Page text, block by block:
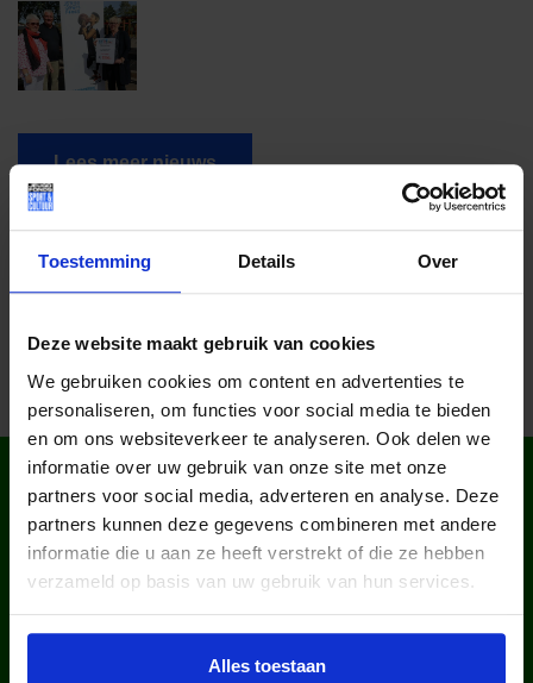
Toestemming Details Over
Deze website maakt gebruik van cookies
We gebruiken cookies om content en advertenties te
personaliseren, om functies voor social media te bieden
en om ons websiteverkeer te analyseren. Ook delen we
informatie over uw gebruik van onze site met onze
partners voor social media, adverteren en analyse. Deze
partners kunnen deze gegevens combineren met andere
informatie die u aan ze heeft verstrekt of die ze hebben
verzameld op basis van uw gebruik van hun services.
Alles toestaan
Lees meer nieuws
Deel dit bericht op social media!
WIST JE DAT IN
NEDERLAND?